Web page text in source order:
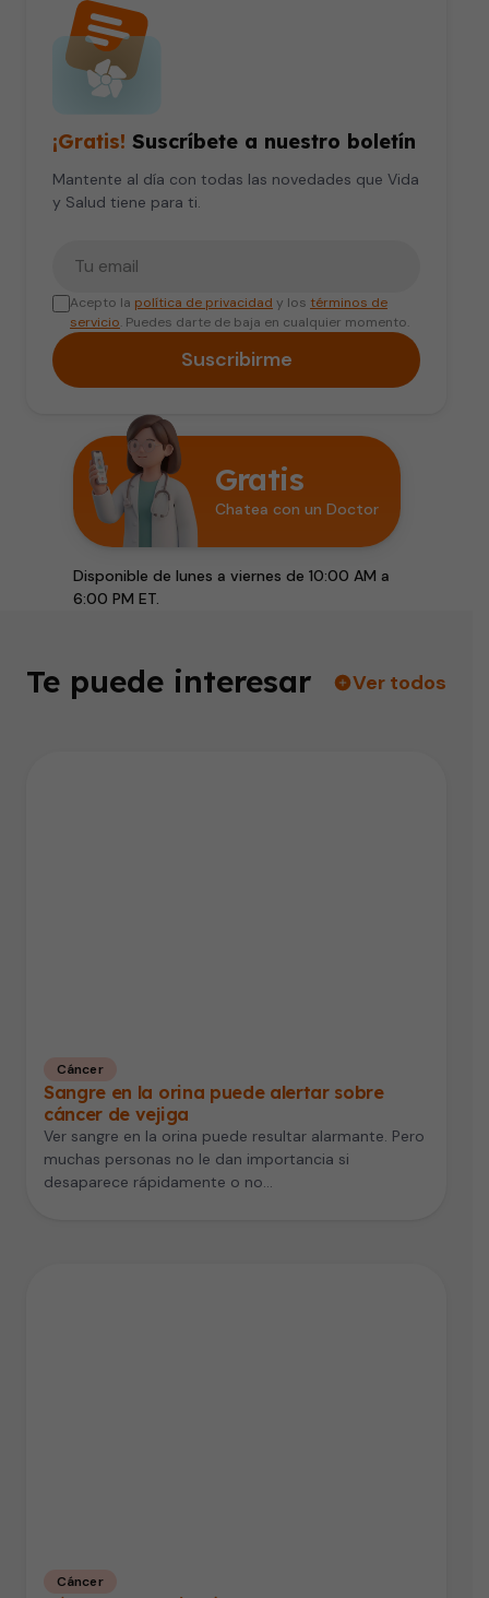
¡Gratis! Suscríbete a nuestro boletín
Mantente al día con todas las novedades que Vida
y Salud tiene para ti.
Acepto la política de privacidad y los términos de
servicio. Puedes darte de baja en cualquier momento.
Suscribirme
Gratis
Chatea con un Doctor
Disponible de lunes a viernes de 10:00 AM a
6:00 PM ET.
Te puede interesar Ver todos
Cáncer
Sangre en la orina puede alertar sobre
cáncer de vejiga
Ver sangre en la orina puede resultar alarmante. Pero
muchas personas no le dan importancia si
desaparece rápidamente o no…
Cáncer